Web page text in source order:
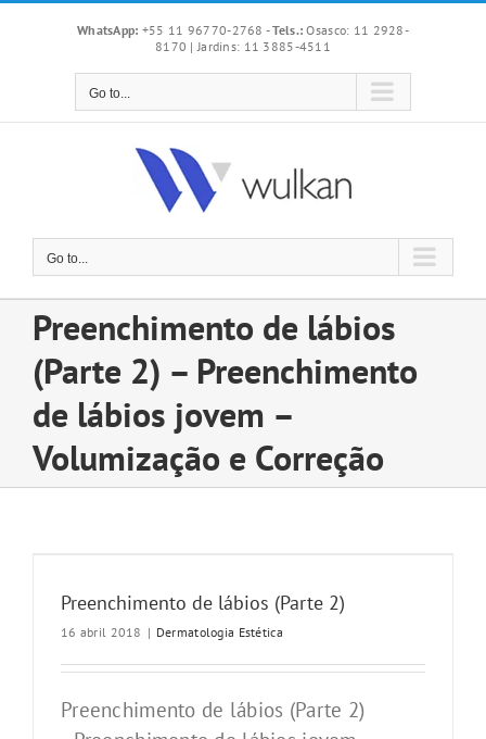
WhatsApp: +55 11 96770-2768 -Tels.: Osasco: 11 2928-
8170 | Jardins: 11 3885-4511
Go to...
Go to...
Preenchimento de lábios
(Parte 2) – Preenchimento
de lábios jovem –
Volumização e Correção
Preenchimento de lábios (Parte 2)
16 abril 2018 | Dermatologia Estética
Preenchimento de lábios (Parte 2)